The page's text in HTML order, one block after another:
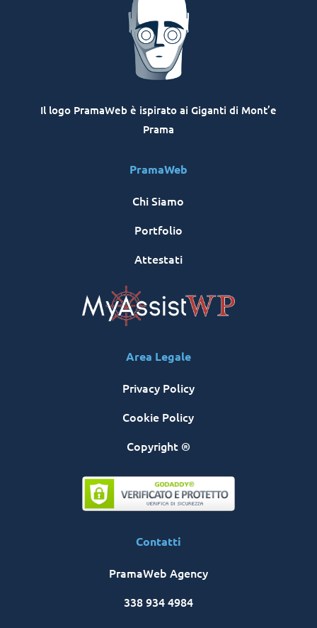
Il logo PramaWeb è ispirato ai Giganti di Mont’e
Prama
PramaWeb
Chi Siamo
Portfolio
Attestati
Area Legale
Privacy Policy
Cookie Policy
Copyright ®
Contatti
PramaWeb Agency
338 934 4984